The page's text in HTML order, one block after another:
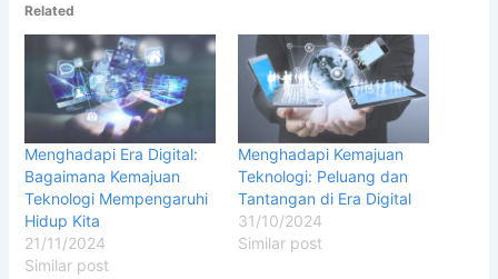
Related
Menghadapi Era Digital:
Bagaimana Kemajuan
Teknologi Mempengaruhi
Hidup Kita
21/11/2024
Similar post
Menghadapi Kemajuan
Teknologi: Peluang dan
Tantangan di Era Digital
31/10/2024
Similar post